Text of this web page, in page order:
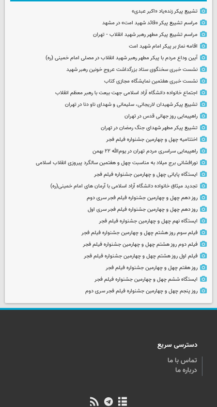
تشییع پیکر زنده‌یاد «اکبر عبدی»
مراسم تشییع پیکر «قائد شهید امت» در مشهد
مراسم تشییع پیکر مطهر رهبر شهید انقلاب - تهران
اقامه نماز بر پیکر امام شهید امت
آیین وداع مردم با پیکر مطهر رهبر شهید انقلاب در مصلی امام خمینی (ره)
نشست خبری سخنگوی ستاد بزرگداشت عروج خونین رهبر شهید
نشست خبری هفتمین نمایشگاه مجازی کتاب
اجتماع خانواده دانشگاه آزاد اسلامی جهت بیعت با رهبر معظم انقلاب
تشییع پیکر شهیدان لاریجانی، سلیمانی و شهدای ناو دنا در تهران
راهپیمایی روز جهانی قدس در تهران
تشییع پیکر مطهر شهدای جنگ رمضان در تهران
اختتامیه چهل و چهارمین جشنواره فیلم فجر
راهپیمایی سراسری مردم تهران در یوم‌الله ۲۲ بهمن
نورافشانی برج میلاد به مناسبت چهل‌ و هفتمین سالگرد پیروزی انقلاب اسلامی
ایستگاه پایانی چهل و چهارمین جشنواره فیلم فجر
تجدید میثاق خانواده دانشگاه آزاد اسلامی با آرمان های امام خمینی(ره)
روز دهم چهل و چهارمین جشنواره فیلم فجر سری دوم
روز دهم چهل و چهارمین جشنواره فیلم فجر سری اول
ایستگاه نهم چهل و چهارمین جشنواره فیلم فجر
فیلم سوم روز هشتم چهل و چهارمین جشنواره فیلم فجر
فیلم دوم روز هشتم چهل و چهارمین جشنواره فیلم فجر
فیلم اول روز هشتم چهل و چهارمین جشنواره فیلم فجر
روز هفتم چهل و چهارمین جشنواره فیلم فجر
ایستگاه ششم چهل و چهارمین جشنواره فیلم فجر
روز پنجم چهل و چهارمین جشنواره فیلم فجر سری دوم
دسترسی سریع
تماس با ما
درباره ما